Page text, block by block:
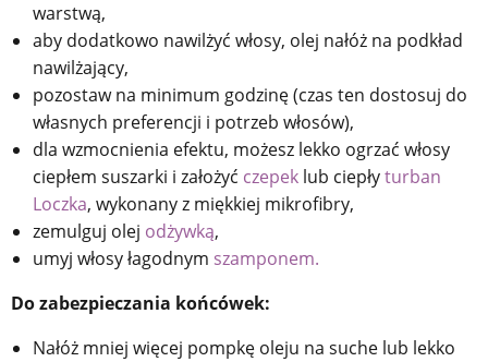
warstwą,
aby dodatkowo nawilżyć włosy, olej nałóż na podkład
nawilżający,
pozostaw na minimum godzinę (czas ten dostosuj do
własnych preferencji i potrzeb włosów),
dla wzmocnienia efektu, możesz lekko ogrzać włosy
ciepłem suszarki i założyć czepek lub ciepłyturban
Loczka, wykonany z miękkiej mikrofibry,
zemulguj olej odżywką,
umyj włosy łagodnym szamponem.
Do zabezpieczania końcówek:
Nałóż mniej więcej pompkę oleju na suche lub lekko